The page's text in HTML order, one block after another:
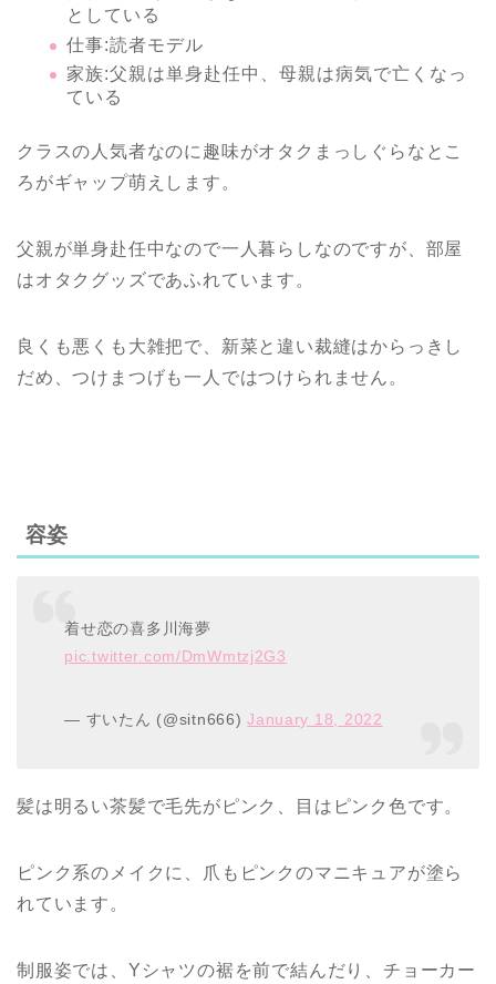
としている
仕事:読者モデル
家族:父親は単身赴任中、母親は病気で亡くなっ
ている
クラスの人気者なのに趣味がオタクまっしぐらなとこ
ろがギャップ萌えします。
父親が単身赴任中なので一人暮らしなのですが、部屋
はオタクグッズであふれています。
良くも悪くも大雑把で、新菜と違い裁縫はからっきし
だめ、つけまつげも一人ではつけられません。
容姿
着せ恋の喜多川海夢
pic.twitter.com/DmWmtzj2G3
— すいたん (@sitn666)January 18, 2022
髪は明るい茶髪で毛先がピンク、目はピンク色です。
ピンク系のメイクに、爪もピンクのマニキュアが塗ら
れています。
制服姿では、Yシャツの裾を前で結んだり、チョーカー